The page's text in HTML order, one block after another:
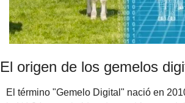
El origen de los gemelos
El término "Gemelo Digital" nació en